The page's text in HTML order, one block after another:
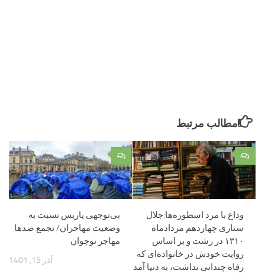
مطالب مرتبط
۰
بی‌توجهی پاریس نسبت به
وضعیت مهاجران/ تجمع صدها
مهاجر نوجوان
آذر 15, 1401
۰
وداع با مرد اسطوره‌ها:جلال
ستاری چهاردهم مردادماه
۱۳۱۰ در رشت و بر اساس
روایت خودش در خانواده‌ای که
رفاه چندانی نداشت، به دنیا آمد